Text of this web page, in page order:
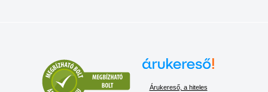
Árukereső, a hiteles